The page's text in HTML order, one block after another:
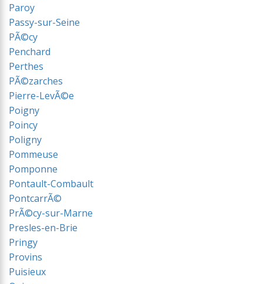
Paroy
Passy-sur-Seine
PÃ©cy
Penchard
Perthes
PÃ©zarches
Pierre-LevÃ©e
Poigny
Poincy
Poligny
Pommeuse
Pomponne
Pontault-Combault
PontcarrÃ©
PrÃ©cy-sur-Marne
Presles-en-Brie
Pringy
Provins
Puisieux